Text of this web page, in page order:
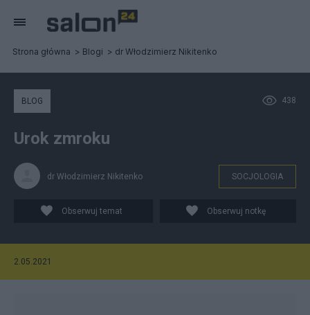
Strona główna Blogi dr Włodzimierz Nikitenko
438
BLOG
Urok zmroku
dr Włodzimierz Nikitenko SOCJOLOGIA
Obserwuj temat Obserwuj notkę
2.05.2021